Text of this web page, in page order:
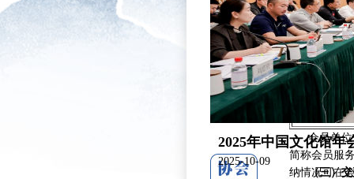
7
说明：
1.“会员”指
单位代表参
2. 注册费
加年会各
3. 参会代
会员单位首
简称会员服
纳情况可在
（三）交
2025年中国文化馆年
2025-10-09